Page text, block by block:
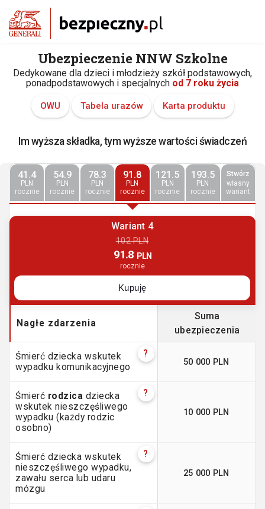
Ubezpieczenie NNW Szkolne
Dedykowane dla dzieci i młodzieży szkół podstawowych,
ponadpodstawowych i specjalnych od 7 roku życia
OWU Tabela urazów Karta produktu
Im wyższa składka, tym wyższe wartości świadczeń
41.4
PLN
rocznie
54.9
PLN
rocznie
78.3
PLN
rocznie
91.8
PLN
rocznie
121.5
PLN
rocznie
193.5
PLN
rocznie
Stwórz
własny
wariant
Wariant 4
102 PLN
91.8 PLN
rocznie
Kupuję
Nagłe zdarzenia
Suma
ubezpieczenia
Śmierć dziecka wskutek
wypadku komunikacyjnego
?
50 000 PLN
Śmierć rodzica dziecka
wskutek nieszczęśliwego
wypadku (każdy rodzic
osobno)
?
10 000 PLN
Śmierć dziecka wskutek
nieszczęśliwego wypadku,
zawału serca lub udaru
mózgu
?
25 000 PLN